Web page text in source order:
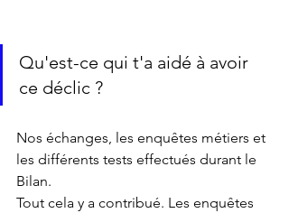
Qu'est-ce qui t'a aidé à avoir
ce déclic ?
Nos échanges, les enquêtes métiers et
les différents tests effectués durant le
Bilan.
Tout cela y a contribué. Les enquêtes